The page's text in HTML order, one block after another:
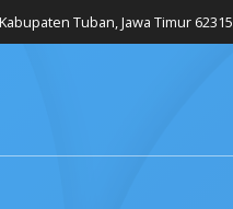
Tuban, Jawa Timur 62315